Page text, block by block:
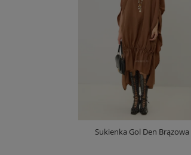
Sukienka Gol Den Brązowa